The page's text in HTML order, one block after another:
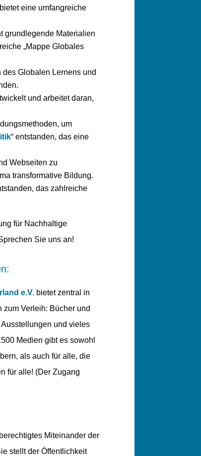
bietet eine umfangreiche
grundlegende Materialien
„Mappe Globales
Globalen Lernens und
und arbeitet daran,
um
“ entstanden, das eine
Webseiten zu
transformative Bildung.
das zahlreiche
für Nachhaltige
Sie uns an!
e.V.bietet zentral in
Verleih: Bücher und
und vieles
Medien gibt es sowohl
als auch für alle, die
für alle! (Der Zugang
Miteinander der
stellt der Öffentlichkeit